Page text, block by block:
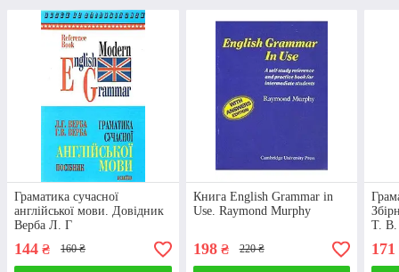
Граматика сучасної
англійської мови. Довідник
Верба Л. Г
144 ₴ 160 ₴
Книга English Grammar in
Use. Raymond Murphy
198₴ 220 ₴
Т. В.
171